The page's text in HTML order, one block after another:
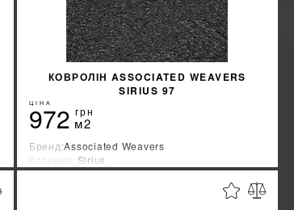
КОВРОЛІН ASSOCIATED WEAVERS
SIRIUS 97
ЦІНА
972 грн
м2
Бренд:Associated Weavers
Колекція:Sirius
Країна-виробник:Бельгия
%